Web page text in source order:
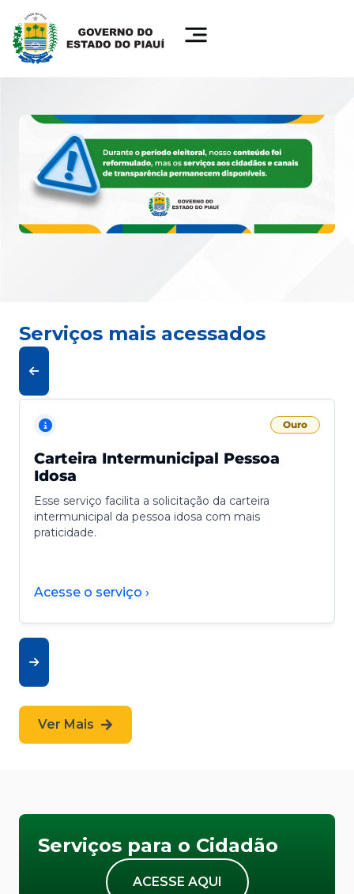
Serviços mais acessados
Ouro
Carteira Intermunicipal Pessoa
Idosa
Esse serviço facilita a solicitação da carteira
intermunicipal da pessoa idosa com mais
praticidade.
Acesse o serviço ›
Ver Mais
Serviços para o Cidadão
ACESSE AQUI